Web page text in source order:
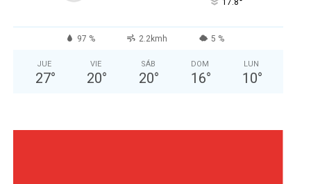
17.8
97 % 2.2kmh 5 %
JUE
27°
VIE
20°
SÁB
20°
DOM
16°
LUN
10°